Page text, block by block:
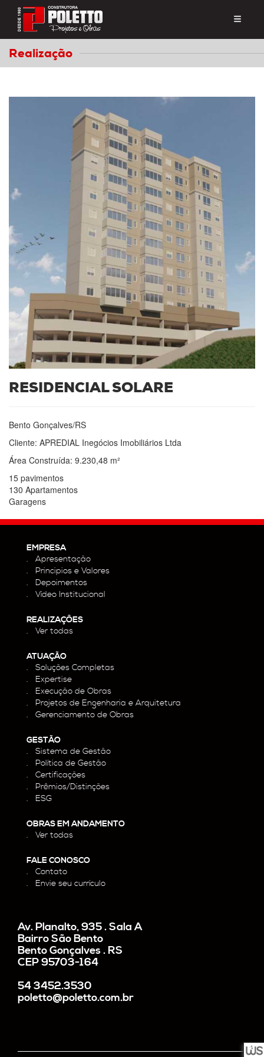
Realização
RESIDENCIAL SOLARE
Bento Gonçalves/RS
Cliente: APREDIAL Inegócios Imobiliários Ltda
Área Construída: 9.230,48 m²
15 pavimentos
130 Apartamentos
Garagens
EMPRESA
Apresentação
Principios e Valores
Depoimentos
Vídeo Institucional
REALIZAÇÕES
Ver todas
ATUAÇÃO
Soluções Completas
Expertise
Execução de Obras
Projetos de Engenharia e Arquitetura
Gerenciamento de Obras
GESTÃO
Sistema de Gestão
Política de Gestão
Certificações
Prêmios/Distinções
ESG
OBRAS EM ANDAMENTO
Ver todas
FALE CONOSCO
Contato
Envie seu currículo
Av. Planalto, 935 . Sala A
Bairro São Bento
Bento Gonçalves . RS
CEP 95703-164
54 3452.3530
poletto@poletto.com.br